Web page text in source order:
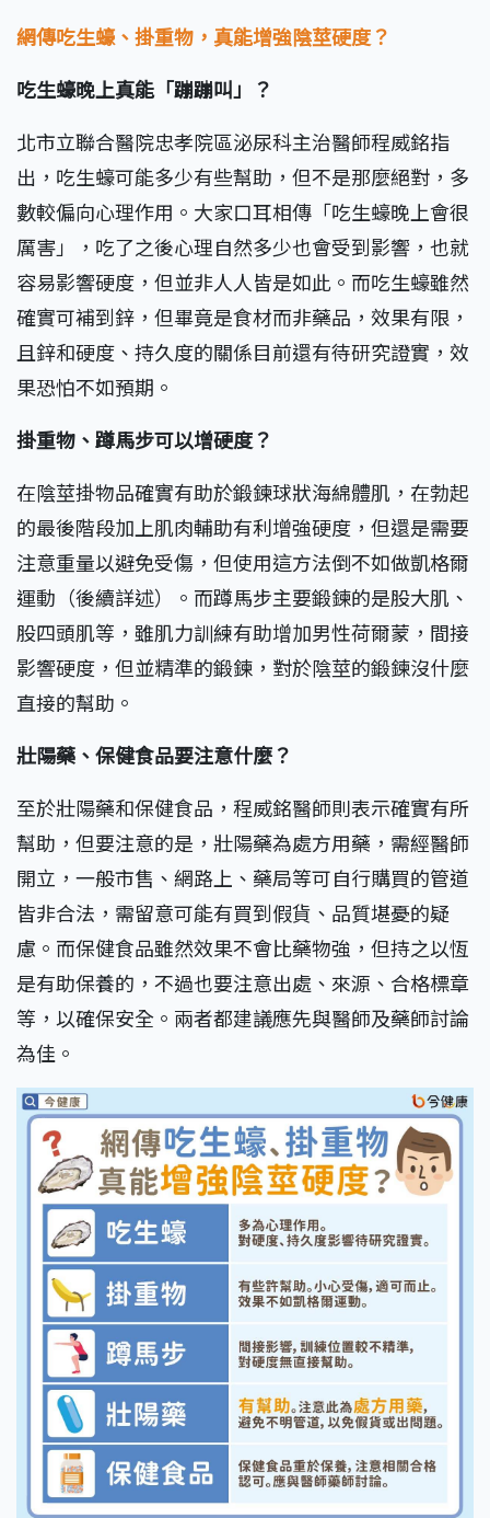
網傳吃生蠔、掛重物，真能增強陰莖硬度？
吃生蠔晚上真能「蹦蹦叫」？
北市立聯合醫院忠孝院區泌尿科主治醫師程威銘指
出，吃生蠔可能多少有些幫助，但不是那麼絕對，多
數較偏向心理作用。大家口耳相傳「吃生蠔晚上會很
厲害」，吃了之後心理自然多少也會受到影響，也就
容易影響硬度，但並非人人皆是如此。而吃生蠔雖然
確實可補到鋅，但畢竟是食材而非藥品，效果有限，
且鋅和硬度、持久度的關係目前還有待研究證實，效
果恐怕不如預期。
掛重物、蹲馬步可以增硬度？
在陰莖掛物品確實有助於鍛鍊球狀海綿體肌，在勃起
的最後階段加上肌肉輔助有利增強硬度，但還是需要
注意重量以避免受傷，但使用這方法倒不如做凱格爾
運動（後續詳述）。而蹲馬步主要鍛鍊的是股大肌、
股四頭肌等，雖肌力訓練有助增加男性荷爾蒙，間接
影響硬度，但並精準的鍛鍊，對於陰莖的鍛鍊沒什麼
直接的幫助。
壯陽藥、保健食品要注意什麼？
至於壯陽藥和保健食品，程威銘醫師則表示確實有所
幫助，但要注意的是，壯陽藥為處方用藥，需經醫師
開立，一般市售、網路上、藥局等可自行購買的管道
皆非合法，需留意可能有買到假貨、品質堪憂的疑
慮。而保健食品雖然效果不會比藥物強，但持之以恆
是有助保養的，不過也要注意出處、來源、合格標章
等，以確保安全。兩者都建議應先與醫師及藥師討論
為佳。